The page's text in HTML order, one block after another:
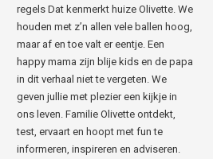
regels Dat kenmerkt huize Olivette. We
houden met z’n allen vele ballen hoog,
maar af en toe valt er eentje. Een
happy mama zijn blije kids en de papa
in dit verhaal niet te vergeten. We
geven jullie met plezier een kijkje in
ons leven. Familie Olivette ontdekt,
test, ervaart en hoopt met fun te
informeren, inspireren en adviseren.